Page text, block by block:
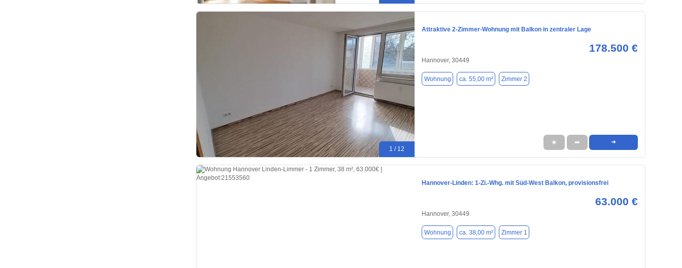
1 / 12
Attraktive 2-Zimmer-Wohnung mit Balkon in zentraler Lage
178.500 €
Hannover, 30449
Wohnung ca. 55,00 m² Zimmer 2
★ ➦ ➜
Hannover-Linden: 1-Zi.-Whg. mit Süd-West Balkon, provisionsfrei
63.000 €
Hannover, 30449
Wohnung ca. 38,00 m² Zimmer 1